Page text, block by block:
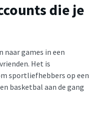
die je
games in een
Het is
sportliefhebbers op een
basketbal aan de gang